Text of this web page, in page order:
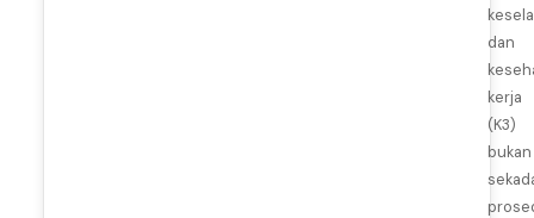
dan
kerja
(K3)
bukan